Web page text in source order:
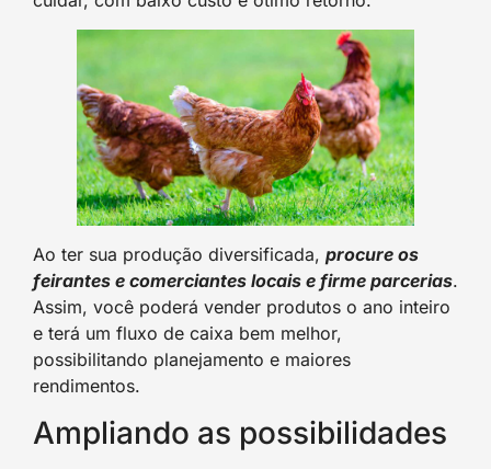
Ao ter sua produção diversificada, procure os
feirantes e comerciantes locais e firme parcerias.
Assim, você poderá vender produtos o ano inteiro
e terá um fluxo de caixa bem melhor,
possibilitando planejamento e maiores
rendimentos.
Ampliando as possibilidades